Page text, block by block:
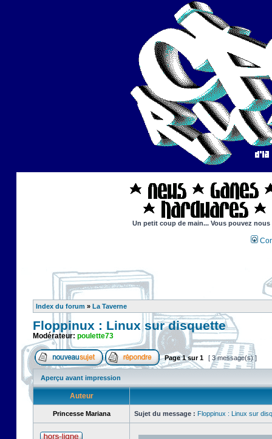
Un petit coup de main... Vous pouvez
Index du forum » La Taverne
Floppinux : Linux sur disquette
Modérateur: poulette73
Page1sur1 [ 3 message(s) ]
Aperçu avant impression
Auteur
Princesse Mariana Sujet du message : Floppinux : Linux sur